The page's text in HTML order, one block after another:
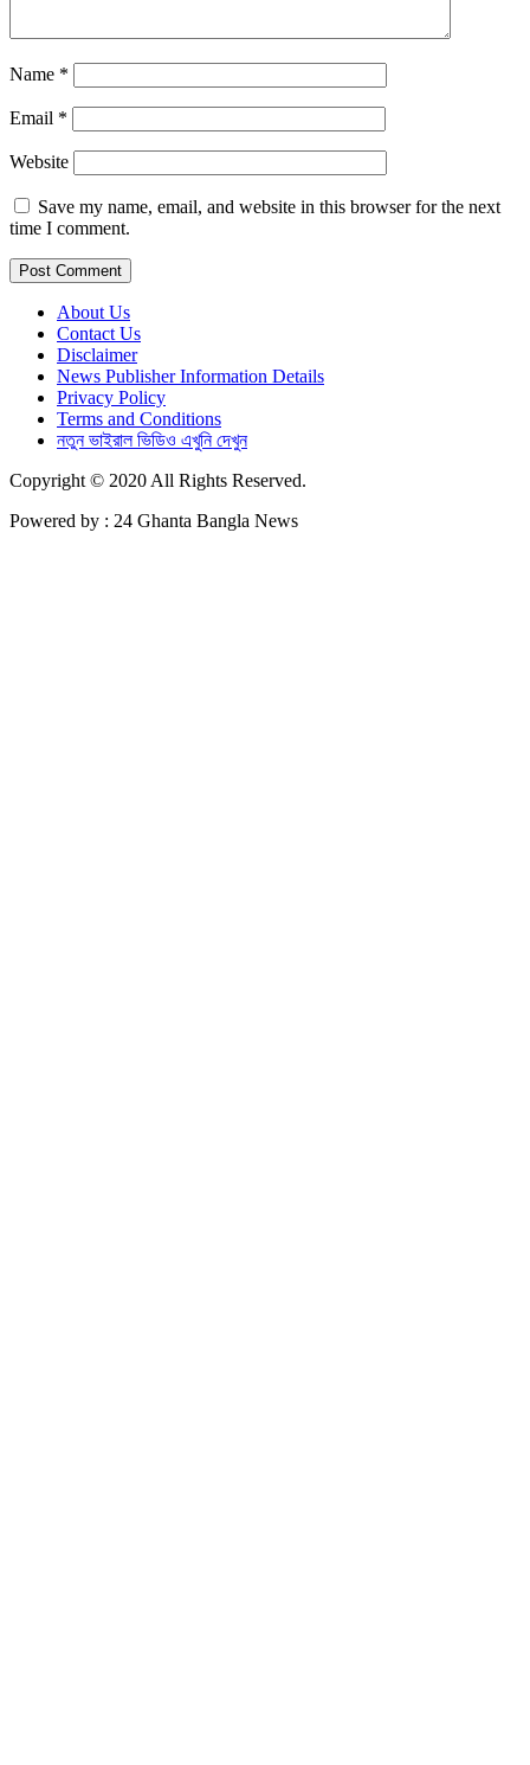
Name *
Email *
Website
Save my name, email, and website in this browser for the next
time I comment.
About Us
Contact Us
Disclaimer
News Publisher Information Details
Privacy Policy
Terms and Conditions
নতুন ভাইরাল ভিডিও এখুনি দেখুন
Copyright © 2020 All Rights Reserved.
Powered by : 24 Ghanta Bangla News